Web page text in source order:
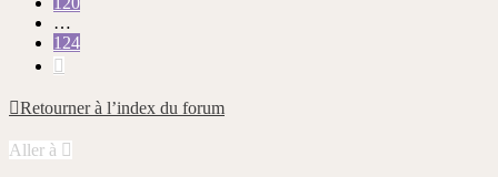
…
124
Retourner à l’index du forum
Aller à